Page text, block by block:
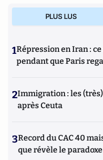
PLUS LUS
1Répression en Iran :
pendant que Paris
2Immigration : les
après Ceuta
3Record du CAC 40
que révèle le